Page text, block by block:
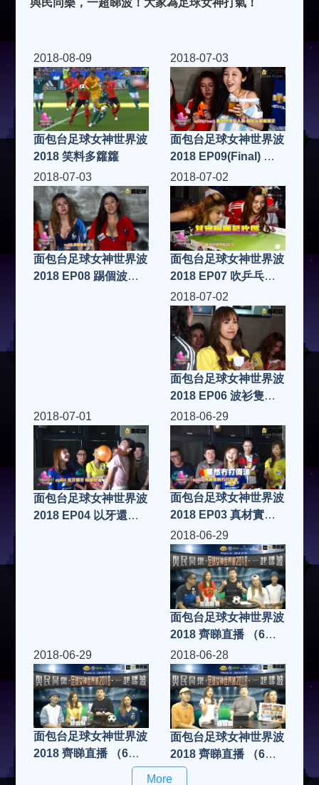
與民同樂，一超睇波！大家為足球女神打氣！
2018-08-09
面包台足球女神世界波
2018 笑料多籮籮
2018-07-03
面包台足球女神世界波
2018 EP09(Final) 世
界波玩人浪 你唔死就
返到屋企！ FIFA19
2018-07-03
面包台足球女神世界波
2018 EP08 踢個波落
2018-07-02
面包台足球女神世界波
2018 EP07 吹乒乓世
界杯2018 FIFA19
2018-07-02
面包台足球女神世界波
2018 EP06 波衫隻抽
隻 FIFA19
2018-07-01
面包台足球女神世界波
2018 EP04 以牙還牙
2018-06-29
面包台足球女神世界波
2018 EP03 真材實料
冇打假波 FIFA19
2018-06-29
面包台足球女神世界波
2018 齊睇直播 （6月
29日）
2018-06-29
面包台足球女神世界波
2018 齊睇直播 （6月
2018-06-28
面包台足球女神世界波
2018 齊睇直播 （6月
28日）
More